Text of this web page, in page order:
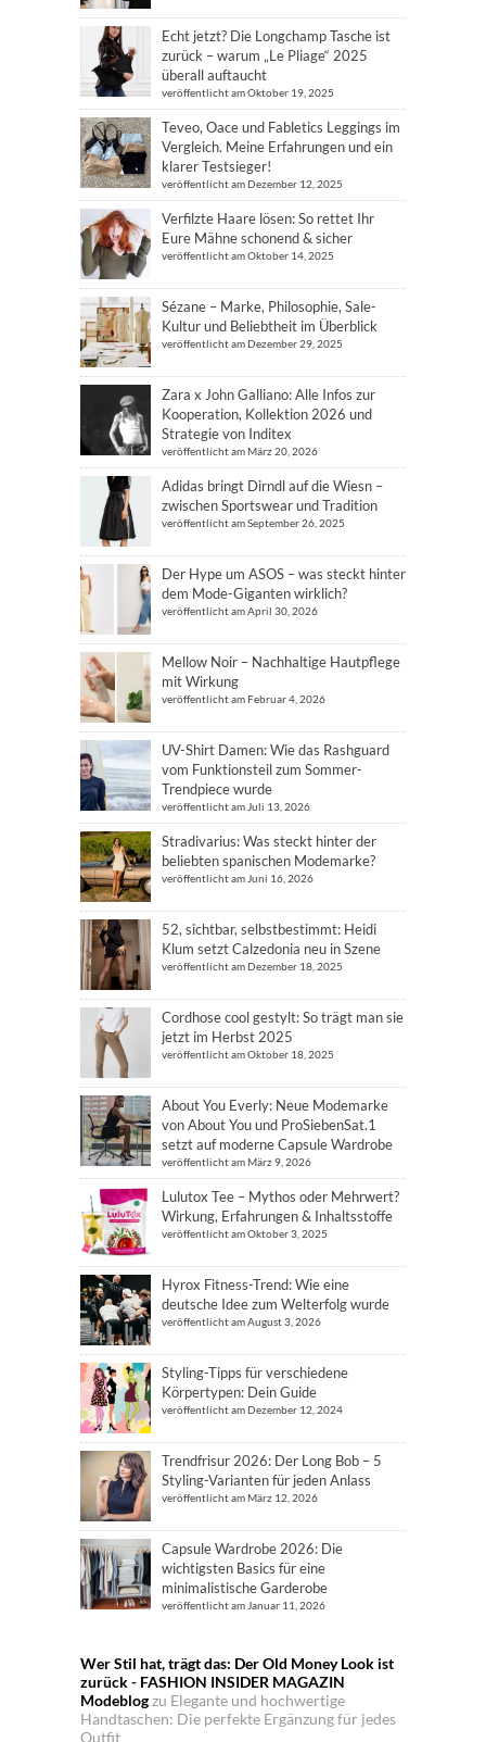
Echt jetzt? Die Longchamp Tasche ist
zurück – warum „Le Pliage“ 2025
überall auftaucht
veröffentlicht am Oktober 19, 2025
Teveo, Oace und Fabletics Leggings im
Vergleich. Meine Erfahrungen und ein
klarer Testsieger!
veröffentlicht am Dezember 12, 2025
Verfilzte Haare lösen: So rettet Ihr
Eure Mähne schonend & sicher
veröffentlicht am Oktober 14, 2025
Sézane – Marke, Philosophie, Sale-
Kultur und Beliebtheit im Überblick
veröffentlicht am Dezember 29, 2025
Zara x John Galliano: Alle Infos zur
Kooperation, Kollektion 2026 und
Strategie von Inditex
veröffentlicht am März 20, 2026
Adidas bringt Dirndl auf die Wiesn –
zwischen Sportswear und Tradition
veröffentlicht am September 26, 2025
Der Hype um ASOS – was steckt hinter
dem Mode-Giganten wirklich?
veröffentlicht am April 30, 2026
Mellow Noir – Nachhaltige Hautpflege
mit Wirkung
veröffentlicht am Februar 4, 2026
UV-Shirt Damen: Wie das Rashguard
vom Funktionsteil zum Sommer-
Trendpiece wurde
veröffentlicht am Juli 13, 2026
Stradivarius: Was steckt hinter der
beliebten spanischen Modemarke?
veröffentlicht am Juni 16, 2026
52, sichtbar, selbstbestimmt: Heidi
Klum setzt Calzedonia neu in Szene
veröffentlicht am Dezember 18, 2025
Cordhose cool gestylt: So trägt man sie
jetzt im Herbst 2025
veröffentlicht am Oktober 18, 2025
About You Everly: Neue Modemarke
von About You und ProSiebenSat.1
setzt auf moderne Capsule Wardrobe
veröffentlicht am März 9, 2026
Lulutox Tee – Mythos oder Mehrwert?
Wirkung, Erfahrungen & Inhaltsstoffe
veröffentlicht am Oktober 3, 2025
Hyrox Fitness-Trend: Wie eine
deutsche Idee zum Welterfolg wurde
veröffentlicht am August 3, 2026
Styling-Tipps für verschiedene
Körpertypen: Dein Guide
veröffentlicht am Dezember 12, 2024
Trendfrisur 2026: Der Long Bob – 5
Styling-Varianten für jeden Anlass
veröffentlicht am März 12, 2026
Capsule Wardrobe 2026: Die
wichtigsten Basics für eine
minimalistische Garderobe
veröffentlicht am Januar 11, 2026
Wer Stil hat, trägt das: Der Old Money Look ist
zurück - FASHION INSIDER MAGAZIN
Modeblogzu Elegante und hochwertige
Handtaschen: Die perfekte Ergänzung für jedes
Outfit